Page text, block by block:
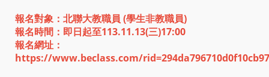
報名對象：北聯大教職員 (學生非教職員)
報名時間：即日起至113.11.13(三)17:00
報名網址：
https://www.beclass.com/rid=294da796710d0f10cb97